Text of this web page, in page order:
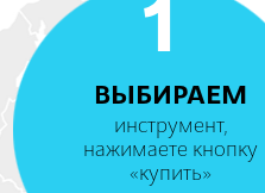
1
ВЫБИРАЕМ
инструмент,
нажимаете кнопку
«купить»